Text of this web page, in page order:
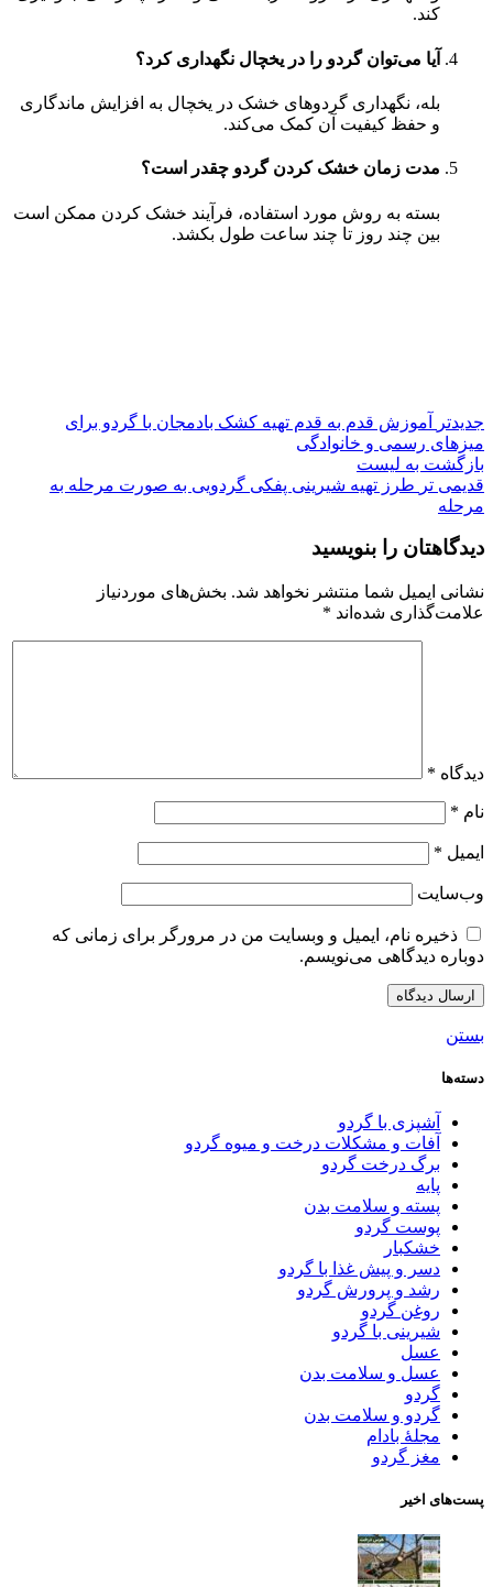
کند.
آیا می‌توان گردو را در یخچال نگهداری کرد؟
بله، نگهداری گردوهای خشک در یخچال به افزایش ماندگاری
و حفظ کیفیت آن کمک می‌کند.
مدت زمان خشک کردن گردو چقدر است؟
بسته به روش مورد استفاده، فرآیند خشک کردن ممکن است
بین چند روز تا چند ساعت طول بکشد.
جدیدتر
آموزش قدم به قدم تهیه کشک بادمجان با گردو برای
میزهای رسمی و خانوادگی
بازگشت به لیست
قدیمی تر طرز تهیه شیرینی پفکی گردویی به صورت مرحله به
مرحله
دیدگاهتان را بنویسید
نشانی ایمیل شما منتشر نخواهد شد. بخش‌های موردنیاز
علامت‌گذاری شده‌اند *
دیدگاه *
نام *
ایمیل *
وب‌سایت
ذخیره نام، ایمیل و وبسایت من در مرورگر برای زمانی که
دوباره دیدگاهی می‌نویسم.
بستن
دسته‌ها
آشپزی با گردو
آفات و مشکلات درخت و میوه گردو
برگ درخت گردو
پایه
پسته و سلامت بدن
پوست گردو
خشکبار
دسر و پیش غذا با گردو
رشد و پرورش گردو
روغن گردو
شیرینی با گردو
عسل
عسل و سلامت بدن
گردو
گردو و سلامت بدن
مجلۀ بادام
مغز گردو
پست‌های اخیر